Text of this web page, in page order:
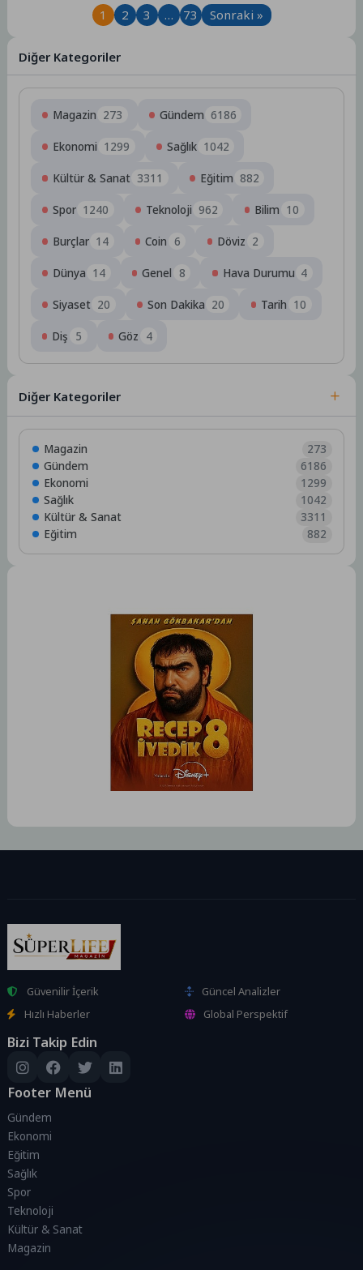
içgörülerinden tasarım,
mühendislik ve...
Sigorta; Sağlık branşında 707,1
milyon TL...
1 2 3 … 73 Sonraki »
Diğer Kategoriler
Magazin 273 Gündem 6186
Ekonomi 1299 Sağlık 1042
Kültür & Sanat 3311 Eğitim 882
Spor 1240 Teknoloji 962 Bilim 10
Burçlar 14 Coin 6 Döviz 2
Dünya 14 Genel 8 Hava Durumu 4
Siyaset 20 Son Dakika 20 Tarih 10
Diş 5 Göz 4
Diğer Kategoriler
Magazin
273
Gündem
6186
Ekonomi
1299
Sağlık
1042
Kültür & Sanat
3311
Eğitim
882
Güvenilir İçerik
Güncel Analizler
Hızlı Haberler
Global Perspektif
Bizi Takip Edin
Footer Menü
Gündem
Ekonomi
Eğitim
Sağlık
Spor
Teknoloji
Kültür & Sanat
Magazin